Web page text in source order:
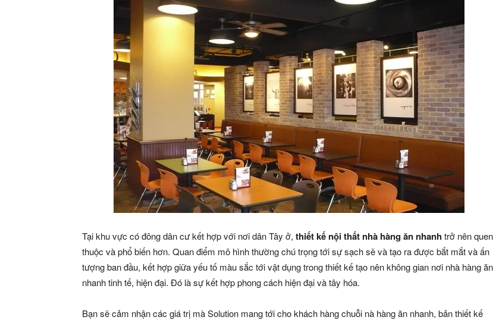
Tại khu vực có đông dân cư kết hợp với nơi dân Tây ở, thiết kế nội thất nhà hàng ăn nhanhtrở nên quen
thuộc và phổ biến hơn. Quan điểm mô hình thường chú trọng tới sự sạch sẽ và tạo ra được bắt mắt và ấn
tượng ban đầu, kết hợp giữa yếu tố màu sắc tới vật dụng trong thiết kế tạo nên không gian nơi nhà hàng ăn
nhanh tinh tế, hiện đại. Đó là sự kết hợp phong cách hiện đại và tây hóa.
Bạn sẽ cảm nhận các giá trị mà Solution mang tới cho khách hàng chuỗi nà hàng ăn nhanh, bản thiết kế